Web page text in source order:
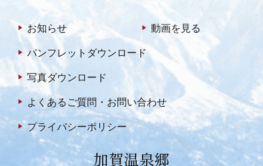
お知らせ 動画を見る
パンフレットダウンロード
写真ダウンロード
よくあるご質問・お問い合わせ
プライバシーポリシー
加賀温泉郷